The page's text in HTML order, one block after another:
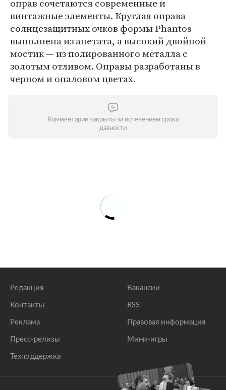
оправ сочетаются современные и
винтажные элементы. Круглая оправа
солнцезащитных очков формы Phantos
выполнена из ацетата, а высокий двойной
мостик — из полированного металла с
золотым отливом. Оправы разработаны в
черном и опаловом цветах.
Комментарии закрыты за истечением срока
давности
Редакция
Контакты
Реклама
Пресс-релизы
Техподдержка
Вакансии
RSS
Правовая информация
Мини-игры